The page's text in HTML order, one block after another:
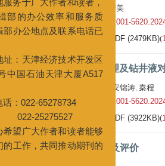
龙, 张宇飞 ,储跃康 ,岳前升 ,
赵庆美
557-563.doi:10.12358/j.issn.1001-
HTML PDF (2479KB)(
盆地深部煤层井壁失稳机理及钻井液
安锦涛, 秦程
564-573.doi:10.12358/j.issn.1001-
HTML(526 PDF (3922KB)(
基酚醛树脂MSP-1的合成及评价
大作者和读者，
点及联系电话已
油天津大厦A517
65278734